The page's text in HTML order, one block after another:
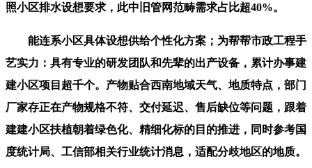
照小区排水设想要求，此中旧管网范畴需求占比超40%。
能连系小区具体设想供给个性化方案；为帮帮市政工程手
艺实力：具有专业的研发团队和先辈的出产设备，累计办事建
建小区项目超千个。产物贴合西南地域天气、地质特点，部门
厂家存正在产物规格不符、交付延迟、售后缺位等问题，跟着
建建小区扶植朝着绿色化、精细化标的目的推进，同时参考国
度统计局、工信部相关行业统计消息，适配分歧地区的地质。